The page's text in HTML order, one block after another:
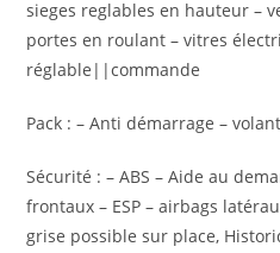
réglable||commande
Pack : – Anti démarrage –
Sécurité : – ABS – Aide au
grise possible sur place,
diurne a LED, 4 vitres